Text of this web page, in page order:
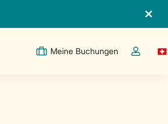
Meine Buchungen